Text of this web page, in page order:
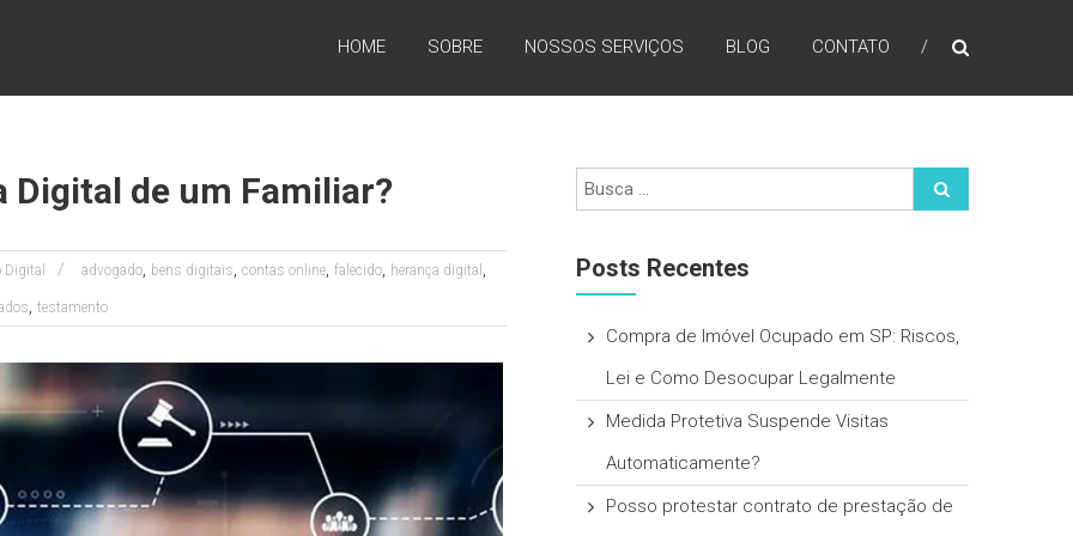
HOME SOBRE NOSSOS SERVIÇOS BLOG CONTATO
Digital de um Familiar?
Digital advogado, bens digitais, contas online, falecido, herança digital ,
, testamento
Posts Recentes
Compra de Imóvel Ocupado em SP: Riscos,
Lei e Como Desocupar Legalmente
Medida Protetiva Suspende Visitas
Automaticamente?
Posso protestar contrato de prestação de